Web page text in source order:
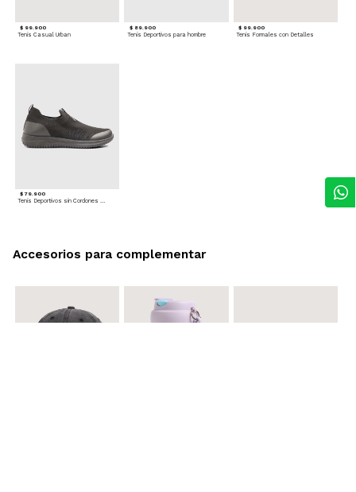
$ 99.900
Tenis Casual Urban
$ 89.900
Tenis Deportivos para hombre
$ 99.900
Tenis Formales con Detalles
$ 79.900
Tenis Deportivos sin Cordones para hombre
Accesorios para complementar